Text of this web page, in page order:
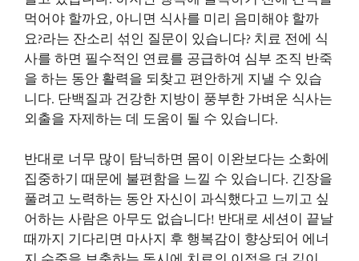
먹어야 할까요, 아니면 식사를 미리 음미해야 할까
요?라는 잔소리 섞인 질문이 있습니다? 치료 전에 식
사를 하면 필수적인 연료를 공급하여 심부 조직 반죽
을 하는 동안 활력을 되찾고 편안하게 지낼 수 있습
니다. 단백질과 건강한 지방이 풍부한 가벼운 식사는
외출을 자제하는 데 도움이 될 수 있습니다.
반대로 너무 많이 탐닉하면 몸이 이완보다는 소화에
집중하기 때문에 불편함을 느낄 수 있습니다. 긴장을
풀려고 노력하는 동안 자신이 과식했다고 느끼고 싶
어하는 사람은 아무도 없습니다! 반대로 세션이 끝날
때까지 기다리면 마사지 후 행복감이 향상되어 에너